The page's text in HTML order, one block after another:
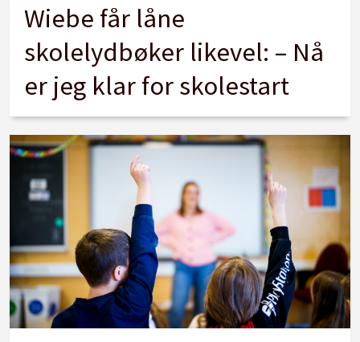
Wiebe får låne
skolelydbøker likevel: – Nå
er jeg klar for skolestart